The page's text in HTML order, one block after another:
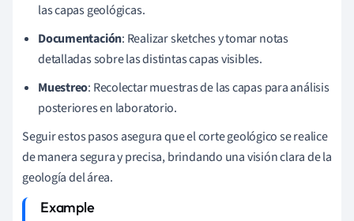
las capas geológicas.
Documentación: Realizar sketches y tomar notas
detalladas sobre las distintas capas visibles.
Muestreo: Recolectar muestras de las capas para análisis
posteriores en laboratorio.
Seguir estos pasos asegura que el corte geológico se realice
de manera segura y precisa, brindando una visión clara de la
geología del área.